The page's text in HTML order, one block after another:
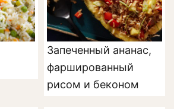
Запеченный ананас,
фаршированный
рисом и беконом